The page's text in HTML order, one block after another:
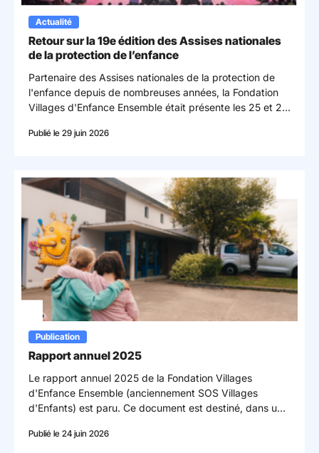
Actualité
Retour sur la 19e édition des Assises nationales
de la protection de l’enfance
Partenaire des Assises nationales de la protection de
l'enfance depuis de nombreuses années, la Fondation
Villages d'Enfance Ensemble était présente les 25 et 26
incontournable.
Publié le 29 juin 2026
Publication
Rapport annuel 2025
Le rapport annuel 2025 de la Fondation Villages
d'Enfance Ensemble (anciennement SOS Villages
d'Enfants) est paru. Ce document est destiné, dans une
des donateurs et des partenaires de la fondation.
Publié le 24 juin 2026